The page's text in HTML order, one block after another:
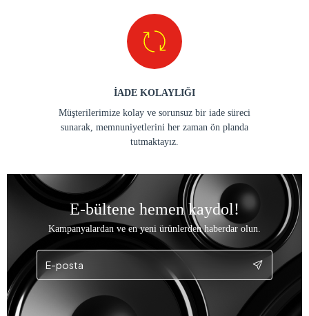
İADE KOLAYLIĞI
Müşterilerimize kolay ve sorunsuz bir iade süreci
sunarak, memnuniyetlerini her zaman ön planda
tutmaktayız.
E-bültene hemen kaydol!
Kampanyalardan ve en yeni ürünlerden haberdar olun.